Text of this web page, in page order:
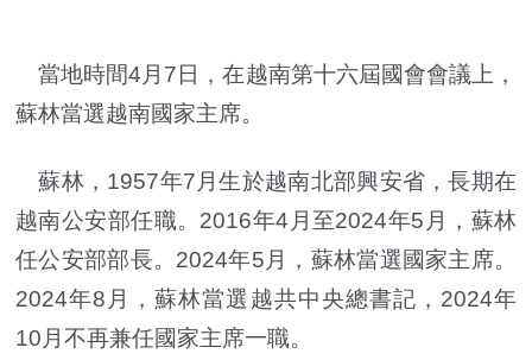
當地時間4月7日，在越南第十六屆國會會議上，
蘇林當選越南國家主席。
蘇林，1957年7月生於越南北部興安省，長期在
越南公安部任職。2016年4月至2024年5月，蘇林
任公安部部長。2024年5月，蘇林當選國家主席。
2024年8月，蘇林當選越共中央總書記，2024年
10月不再兼任國家主席一職。